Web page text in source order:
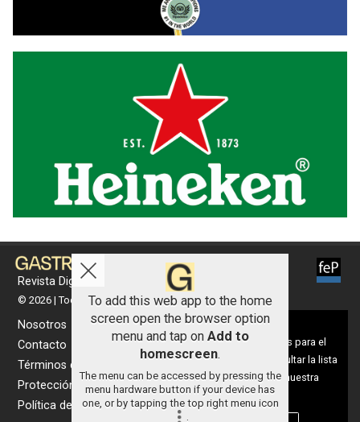
Revista Digital de gastronomía
© 2026 | Todos los derechos reservados
Nosotros
Contacto
Términos de uso
Protección de datos
Política de cookies
To add this web app to the home
screen open the browser option
menu and tap on Add to
homescreen.
The menu can be accessed by pressing the
menu hardware button if your device has
one, or by tapping the top right menu icon
.
Aviso sobre el Uso de cookies:
Utilizamos cookies nuestras y de terceros para el
funcionamiento del digital. Puedes consultar la lista
de cookies y como desconectarlas. Ver nuestra
Política de Privacidad y Cookies